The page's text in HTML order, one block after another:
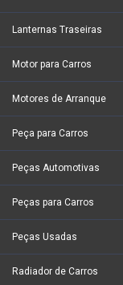
Lanternas Traseiras
Motor para Carros
Motores de Arranque
Peça para Carros
Peças Automotivas
Peças para Carros
Peças Usadas
Radiador de Carros